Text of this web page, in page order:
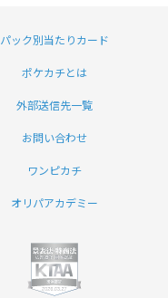
パック別当たりカード
ポケカチとは
外部送信先一覧
お問い合わせ
ワンピカチ
オリパアカデミー